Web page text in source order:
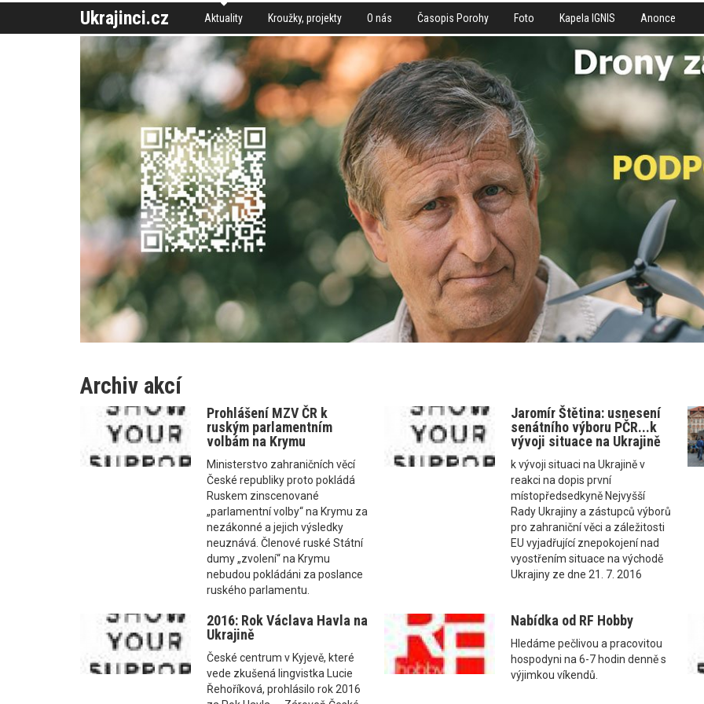
Ukrajinci.cz Aktuality Kroužky, projekty O nás Časopis Porohy Foto Kapela IGNIS Anonce
Archiv akcí
Prohlášení MZV ČR k
ruským parlamentním
volbám na Krymu
Ministerstvo zahraničních věcí
České republiky proto pokládá
Ruskem zinscenované
„parlamentní volby“ na Krymu za
nezákonné a jejich výsledky
neuznává. Členové ruské Státní
dumy „zvolení“ na Krymu
nebudou pokládáni za poslance
ruského parlamentu.
Jaromír Štětina: usnesení
senátního výboru PČR...k
vývoji situace na Ukrajině
k vývoji situaci na Ukrajině v
reakci na dopis první
místopředsedkyně Nejvyšší
Rady Ukrajiny a zástupců výborů
pro zahraniční věci a záležitosti
EU vyjadřující znepokojení nad
vyostřením situace na východě
Ukrajiny ze dne 21. 7. 2016
2016: Rok Václava Havla na
Ukrajině
České centrum v Kyjevě, které
vede zkušená lingvistka Lucie
Řehoříková, prohlásilo rok 2016
Nabídka od RF Hobby
Hledáme pečlivou a pracovitou
hospodyni na 6-7 hodin denně s
výjimkou víkendů.